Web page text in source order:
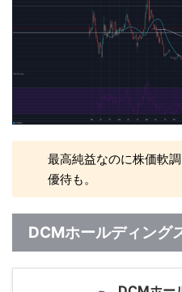
最高純益なのに株価軟
優待も。
DCMホールディング